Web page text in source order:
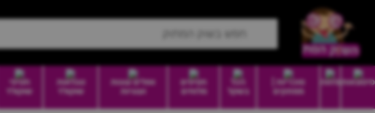
סיטונאותמזווה
סוכריות |
ממתקים
הכל
בשקל
חטיפים
מלוחים
וופלים עוגות
ועוגיות
טבלאות
שוקולד
חטיפי
שוקולד